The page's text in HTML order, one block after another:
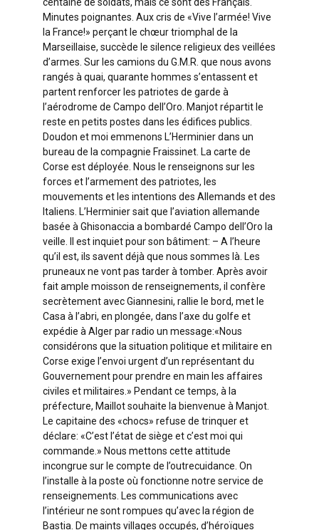
Minutes poignantes. Aux cris de «Vive l’armée! Vive
la France!» perçant le chœur triomphal de la
Marseillaise, succède le silence religieux des veillées
d’armes. Sur les camions du G.M.R. que nous avons
rangés à quai, quarante hommes s’entassent et
partent renforcer les patriotes de garde à
l’aérodrome de Campo dell’Oro. Manjot répartit le
reste en petits postes dans les édifices publics.
Doudon et moi emmenons L’Herminier dans un
bureau de la compagnie Fraissinet. La carte de
Corse est déployée. Nous le renseignons sur les
forces et l’armement des patriotes, les
mouvements et les intentions des Allemands et des
Italiens. L’Herminier sait que l’aviation allemande
basée à Ghisonaccia a bombardé Campo dell’Oro la
veille. II est inquiet pour son bâtiment: – A l’heure
qu’il est, ils savent déjà que nous sommes là. Les
pruneaux ne vont pas tarder à tomber. Après avoir
fait ample moisson de renseignements, il confère
secrètement avec Giannesini, rallie le bord, met le
Casa à l’abri, en plongée, dans l’axe du golfe et
expédie à Alger par radio un message:«Nous
considérons que la situation politique et militaire en
Corse exige l’envoi urgent d’un représentant du
Gouvernement pour prendre en main les affaires
civiles et militaires.» Pendant ce temps, à la
préfecture, Maillot souhaite la bienvenue à Manjot.
Le capitaine des «chocs» refuse de trinquer et
déclare: «C’est l’état de siège et c’est moi qui
commande.» Nous mettons cette attitude
incongrue sur le compte de l’outrecuidance. On
l’installe à la poste où fonctionne notre service de
renseignements. Les communications avec
l’intérieur ne sont rompues qu’avec la région de
Bastia. De maints villages occupés, d’héroïques